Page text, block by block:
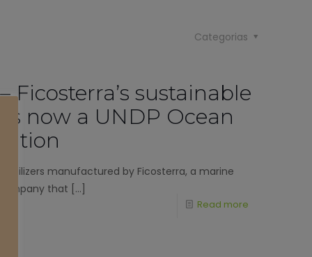
Categorias
sustainable
is now a UNDP Ocean
manufactured by Ficosterra, a marine
that […]